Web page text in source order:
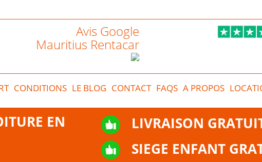
Avis Google
Mauritius Rentacar
CONDITIONS LE BLOG CONTACT FAQS A PROPOS
EN
LIVRAISON
SIEGE ENFANT